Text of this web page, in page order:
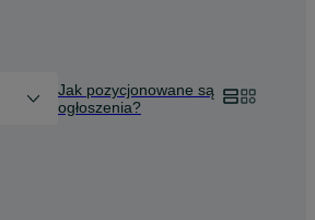
Jak pozycjonowane są
ogłoszenia?